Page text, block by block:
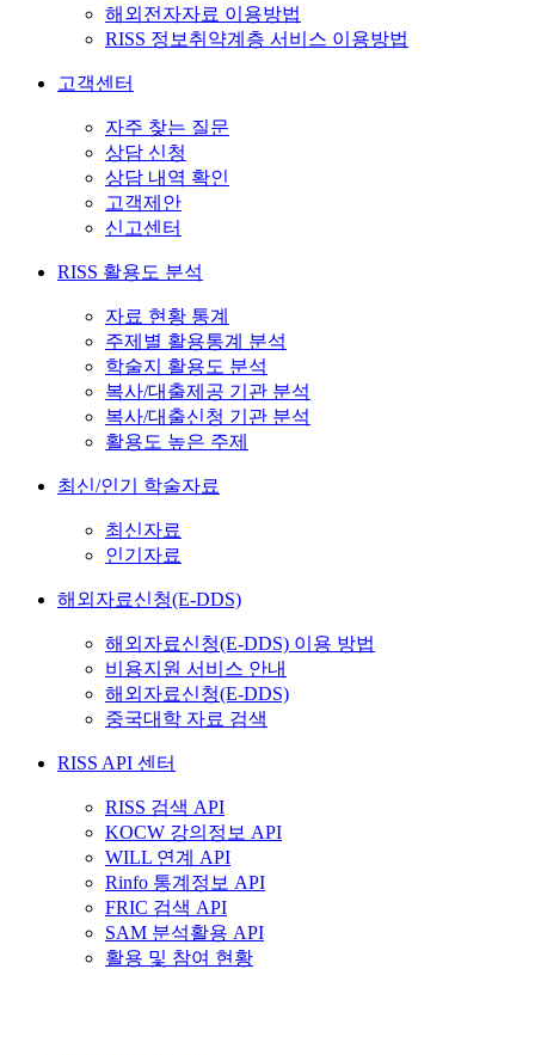
해외전자자료 이용방법
RISS 정보취약계층 서비스 이용방법
고객센터
자주 찾는 질문
상담 신청
상담 내역 확인
고객제안
신고센터
RISS 활용도 분석
자료 현황 통계
주제별 활용통계 분석
학술지 활용도 분석
복사/대출제공 기관 분석
복사/대출신청 기관 분석
활용도 높은 주제
최신/인기 학술자료
최신자료
인기자료
해외자료신청(E-DDS)
해외자료신청(E-DDS) 이용 방법
비용지원 서비스 안내
해외자료신청(E-DDS)
중국대학 자료 검색
RISS API 센터
RISS 검색 API
KOCW 강의정보 API
WILL 연계 API
Rinfo 통계정보 API
FRIC 검색 API
SAM 분석활용 API
활용 및 참여 현황